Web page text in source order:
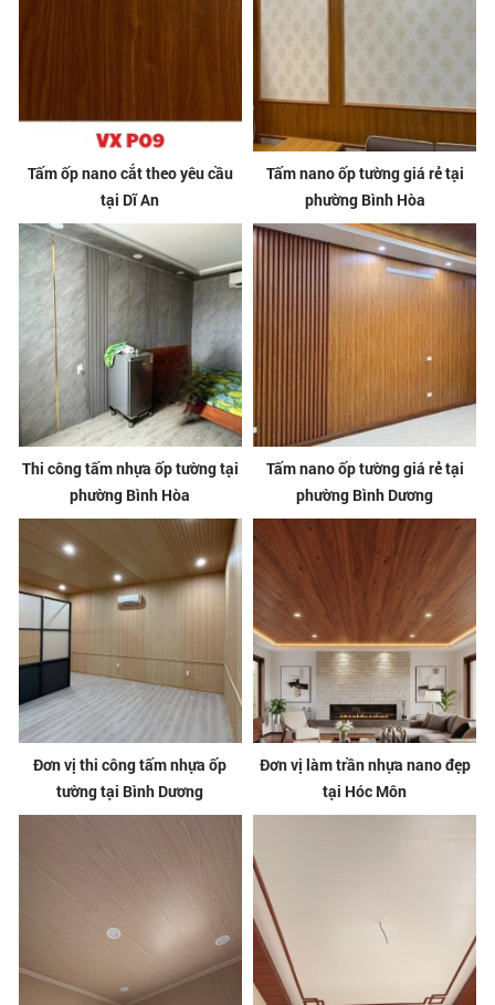
Tấm ốp nano cắt theo yêu cầu
tại Dĩ An
Tấm nano ốp tường giá rẻ tại
phường Bình Hòa
Thi công tấm nhựa ốp tường tại
phường Bình Hòa
Tấm nano ốp tường giá rẻ tại
phường Bình Dương
Đơn vị thi công tấm nhựa ốp
tường tại Bình Dương
Đơn vị làm trần nhựa nano đẹp
tại Hóc Môn